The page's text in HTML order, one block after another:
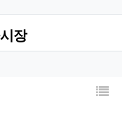
장
목